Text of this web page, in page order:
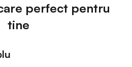
perfect pentru
tine